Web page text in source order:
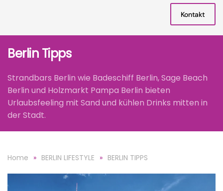
Kontakt
Berlin Tipps
Strandbars Berlin wie Badeschiff Berlin, Sage Beach
Berlin und Holzmarkt Pampa Berlin bieten
Urlaubsfeeling mit Sand und kühlen Drinks mitten in
der Stadt.
Home BERLIN LIFESTYLE BERLIN TIPPS